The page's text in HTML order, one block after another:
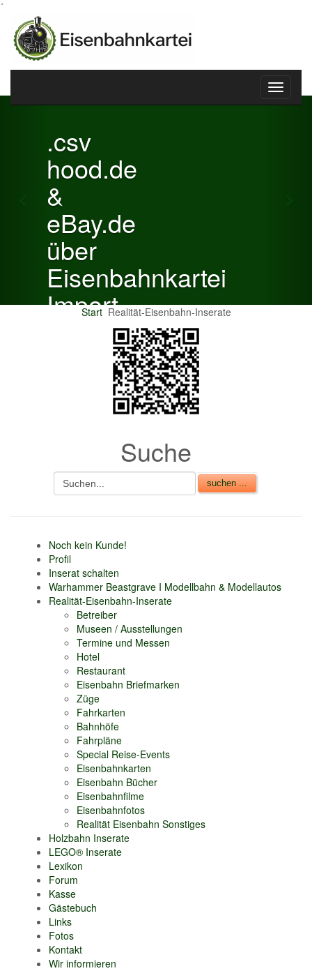
´
Toggle
.csv
hood.de
eBay.de
über
Eisenbahnkartei
Import
Previous
Start Realität-Eisenbahn-Inserate
Suche
Noch kein Kunde!
Profil
Inserat schalten
Warhammer Beastgrave I Modellbahn & Modellautos
Realität-Eisenbahn-Inserate
Betreiber
Museen / Ausstellungen
Termine und Messen
Hotel
Restaurant
Eisenbahn Briefmarken
Züge
Fahrkarten
Bahnhöfe
Fahrpläne
Special Reise-Events
Eisenbahnkarten
Eisenbahn Bücher
Eisenbahnfilme
Eisenbahnfotos
Realität Eisenbahn Sonstiges
Holzbahn Inserate
LEGO® Inserate
Lexikon
Forum
Kasse
Gästebuch
Links
Fotos
Kontakt
Wir informieren